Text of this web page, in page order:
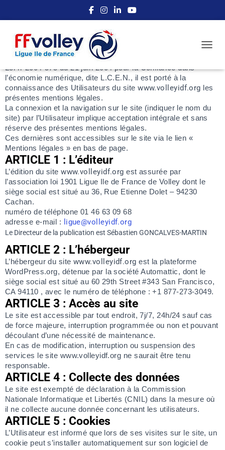
Mentions légales
En vigueur au 23/03/2021
Conformément aux dispositions des Articles 6-III et 19 de la
Loi n°2004-575 du 21 juin 2004 pour la Confiance dans
l’économie numérique, dite L.C.E.N., il est porté à la
connaissance des Utilisateurs du sitewww.volleyidf.org les
présentes mentions légales.
La connexion et la navigation sur le site (indiquer le nom du
site) par l’Utilisateur implique acceptation intégrale et sans
réserve des présentes mentions légales.
Ces dernières sont accessibles sur le site via le lien «
Mentions légales » en bas de page.
ARTICLE 1 : L’éditeur
L’édition du sitewww.volleyidf.org est assurée par
l’association loi 1901 Ligue Ile de France de Volley dont le
siège social est situé au 36, Rue Etienne Dolet – 94230
Cachan.
numéro de téléphone 01 46 63 09 68
adresse e-mail :
ligue@volleyidf.org
Le Directeur de la publication est Sébastien GONCALVES-MARTIN
ARTICLE 2 : L’hébergeur
L’hébergeur du site www.volleyidf.org est la plateforme
WordPress.org, détenue par la société Automattic, dont le
siège social est situé au 60 29th Street #343 San Francisco,
CA 94110 , avec le numéro de téléphone : +1 877-273-3049.
ARTICLE 3 : Accès au site
Le site est accessible par tout endroit, 7j/7, 24h/24 sauf cas
de force majeure, interruption programmée ou non et pouvant
découlant d’une nécessité de maintenance.
En cas de modification, interruption ou suspension des
services le site www.volleyidf.org ne saurait être tenu
responsable.
ARTICLE 4 : Collecte des données
Le site est exempté de déclaration à la Commission
Nationale Informatique et Libertés (CNIL) dans la mesure où
il ne collecte aucune donnée concernant les utilisateurs.
ARTICLE 5 : Cookies
L’Utilisateur est informé que lors de ses visites sur le site, un
cookie peut s’installer automatiquement sur son logiciel de